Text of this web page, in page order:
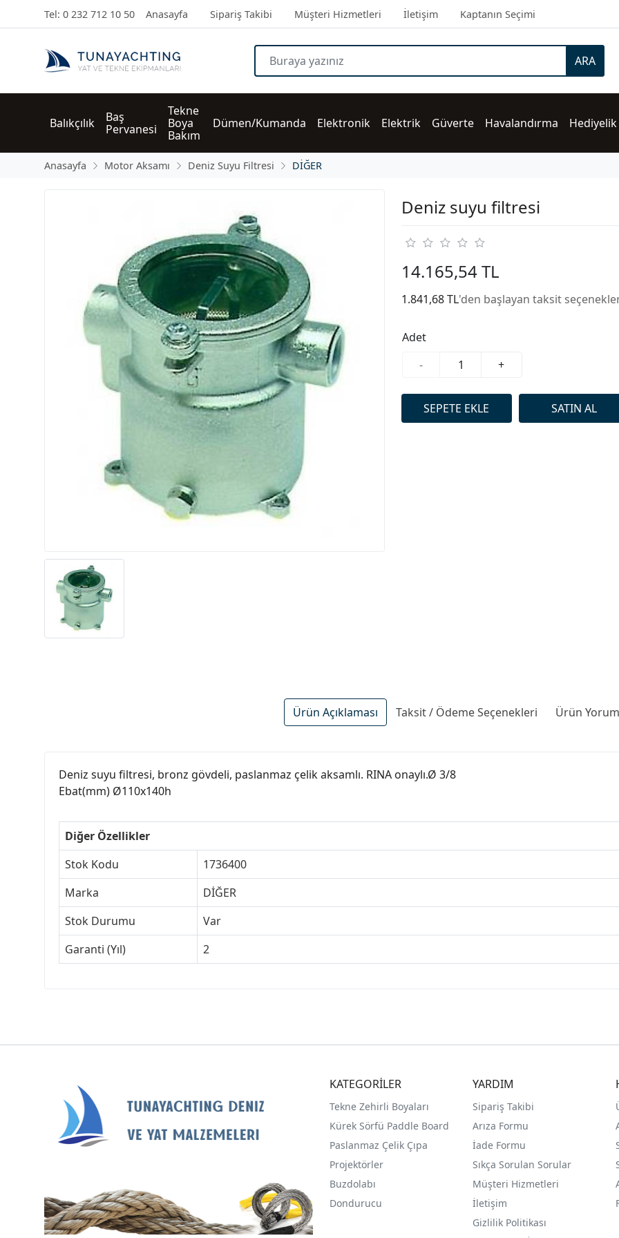
Tel: 0 232 712 10 50 Anasayfa Sipariş Takibi Müşteri Hizmetleri İletişim Kaptanın Seçimi
ARA
Balıkçılık
Baş
Pervanesi
Tekne
Boya
Bakım
Dümen/Kumanda Elektronik Elektrik Güverte Havalandırma Hediyelik
Anasayfa Motor Aksamı Deniz Suyu Filtresi DİĞER
Deniz suyu filtresi
14.165,54 TL
1.841,68 TL'den başlayan taksit
Adet
-
+
Ürün Açıklaması Taksit / Ödeme Seçenekleri Ürün
Deniz suyu filtresi, bronz gövdeli, paslanmaz çelik aksamlı. RINA onaylı.Ø 3/8
Ebat(mm) Ø110x140h
Diğer Özellikler
Stok Kodu
1736400
Marka
DİĞER
Stok Durumu
Var
Garanti (Yıl)
2
KATEGORİLER
Tekne Zehirli Boyaları
Kürek Sörfü Paddle Board
Paslanmaz Çelik Çıpa
Projektörler
Buzdolabı
Dondurucu
YARDIM
Sipariş Takibi
Arıza Formu
İade Formu
Sıkça Sorulan Sorular
Müşteri Hizmetleri
İletişim
Gizlilik Politikası